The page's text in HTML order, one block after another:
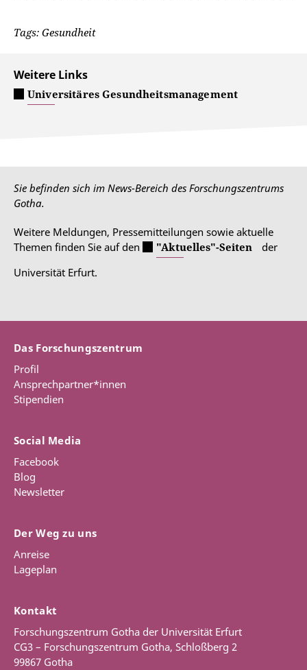
Tags: Gesundheit
Weitere Links
Universitäres Gesundheitsmanagement
Sie befinden sich im News-Bereich des Forschungszentrums
Gotha.
Weitere Meldungen, Pressemitteilungen sowie aktuelle
Themen finden Sie auf den
"Aktuelles"-Seiten
der
Universität Erfurt.
Das Forschungszentrum
Profil
Ansprechpartner*innen
Stipendien
Social Media
Facebook
Blog
Newsletter
Der Weg zu uns
Anreise
Lageplan
Kontakt
Forschungszentrum Gotha der Universität Erfurt
CG3 – Forschungszentrum Gotha, Schloßberg 2
99867 Gotha